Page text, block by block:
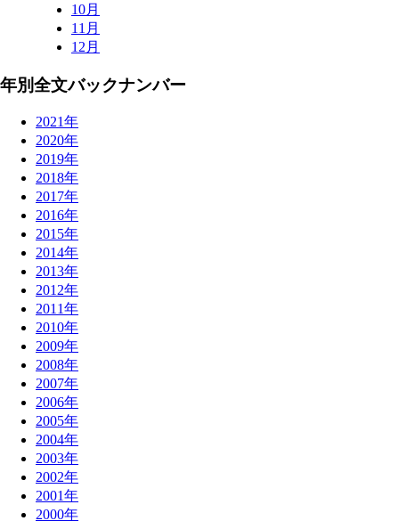
10月
11月
12月
年別全文バックナンバー
2021年
2020年
2019年
2018年
2017年
2016年
2015年
2014年
2013年
2012年
2011年
2010年
2009年
2008年
2007年
2006年
2005年
2004年
2003年
2002年
2001年
2000年